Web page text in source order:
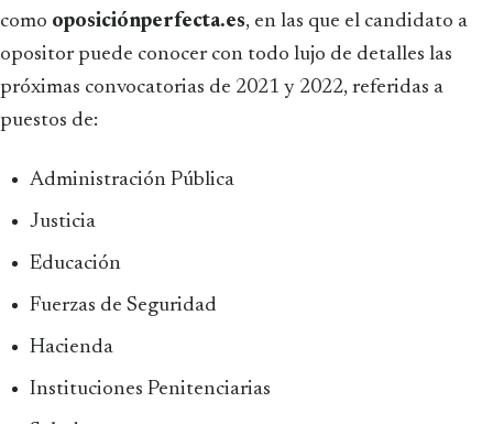
como oposiciónperfecta.es, en las que el candidato a
opositor puede conocer con todo lujo de detalles las
próximas convocatorias de 2021 y 2022, referidas a
puestos de:
Administración Pública
Justicia
Educación
Fuerzas de Seguridad
Hacienda
Instituciones Penitenciarias